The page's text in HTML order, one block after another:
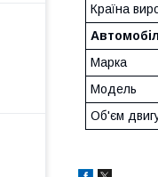
Країна
Марка
Модель
Об'єм